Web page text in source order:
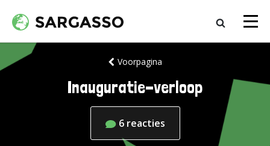
Voorpagina
Inauguratie-verloop
6 reacties